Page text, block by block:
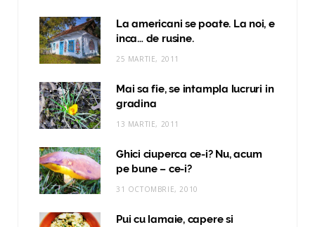
La americani se poate. La noi, e
inca… de rusine.
25 MARTIE, 2011
Mai sa fie, se intampla lucruri in
gradina
13 MARTIE, 2011
Ghici ciuperca ce-i? Nu, acum
pe bune – ce-i?
31 OCTOMBRIE, 2010
Pui cu lamaie, capere si